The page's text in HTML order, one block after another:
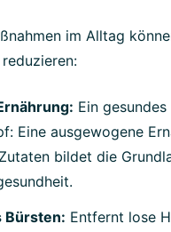
im Alltag
Ein gesundes
Eine ausgewogene
bildet die
Bürsten: Entfernt lose